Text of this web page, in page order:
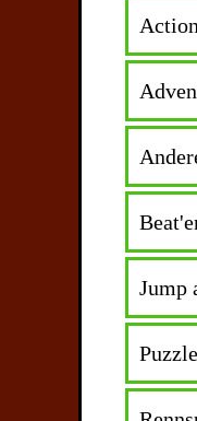
Action
Jump
Puzzle